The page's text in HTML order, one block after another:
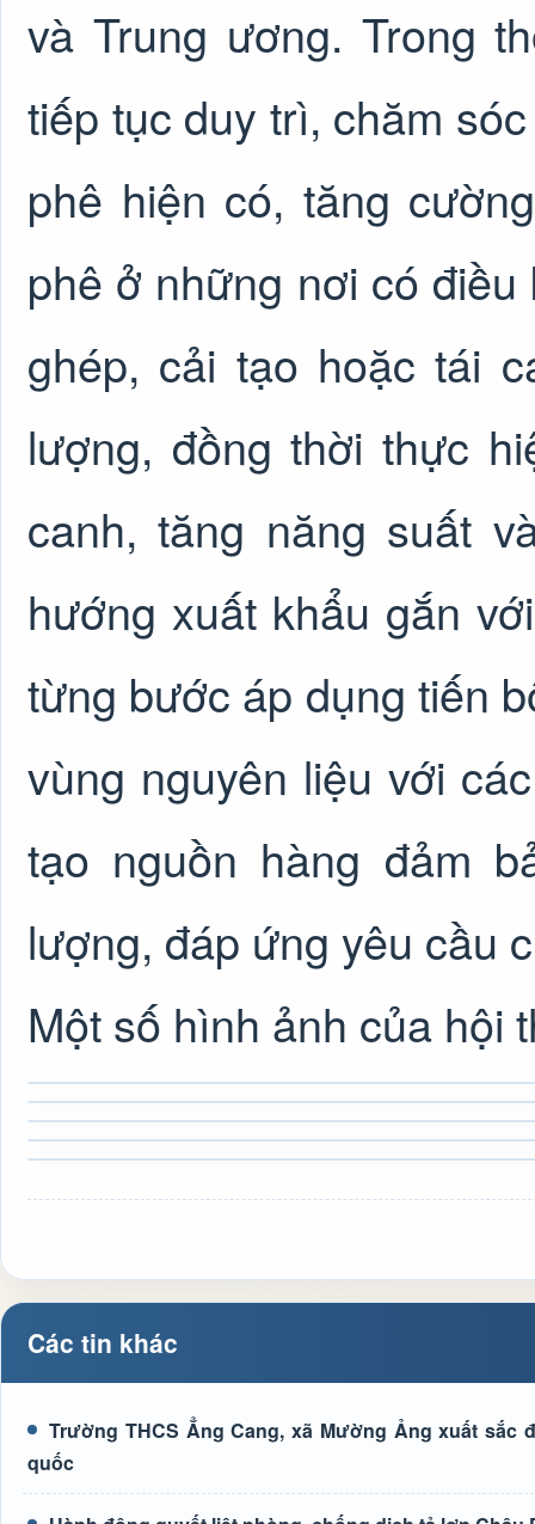
và Trung ương. Trong
tiếp tục duy trì, chăm
phê hiện có, tăng
phê ở những nơi có
ghép, cải tạo hoặc tái
lượng, đồng thời thực
canh, tăng năng suất
hướng xuất khẩu gắn
từng bước áp dụng tiến
vùng nguyên liệu với
tạo nguồn hàng đảm
lượng, đáp ứng yêu cầu
Một số hình ảnh của hội
Các tin khác
Trường THCS Ẳng Cang, xã Mường Ảng xuất
quốc